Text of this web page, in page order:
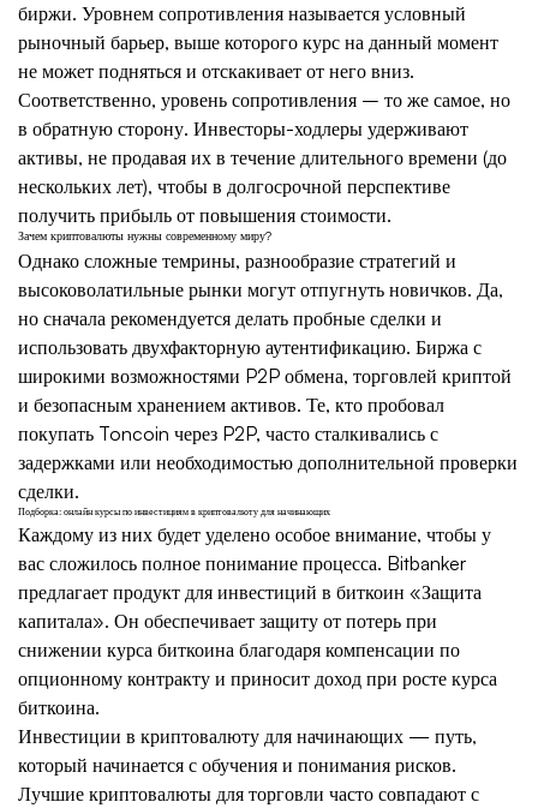
биржи. Уровнем сопротивления называется условный
рыночный барьер, выше которого курс на данный момент
не может подняться и отскакивает от него вниз.
Соответственно, уровень сопротивления – то же самое, но
в обратную сторону. Инвесторы-ходлеры удерживают
активы, не продавая их в течение длительного времени (до
нескольких лет), чтобы в долгосрочной перспективе
получить прибыль от повышения стоимости.
Зачем криптовалюты нужны современному миру?
Однако сложные темрины, разнообразие стратегий и
высоковолатильные рынки могут отпугнуть новичков. Да,
но сначала рекомендуется делать пробные сделки и
использовать двухфакторную аутентификацию. Биржа с
широкими возможностями P2P обмена, торговлей криптой
и безопасным хранением активов. Те, кто пробовал
покупать Toncoin через P2P, часто сталкивались с
задержками или необходимостью дополнительной проверки
сделки.
Подборка: онлайн курсы по инвестициям в криптовалюту для начинающих
Каждому из них будет уделено особое внимание, чтобы у
вас сложилось полное понимание процесса. Bitbanker
предлагает продукт для инвестиций в биткоин «Защита
капитала». Он обеспечивает защиту от потерь при
снижении курса биткоина благодаря компенсации по
опционному контракту и приносит доход при росте курса
биткоина.
Инвестиции в криптовалюту для начинающих — путь,
который начинается с обучения и понимания рисков.
Лучшие криптовалюты для торговли часто совпадают с